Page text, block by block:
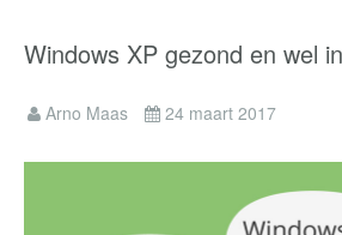
Windows XP gezond en wel
Arno Maas 24 maart 2017